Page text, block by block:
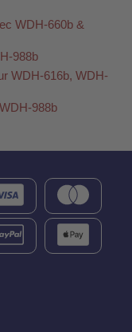
WDH-660b &
988b
WDH-616b, WDH-
988b